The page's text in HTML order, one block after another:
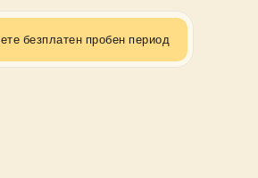
безплатен пробен период